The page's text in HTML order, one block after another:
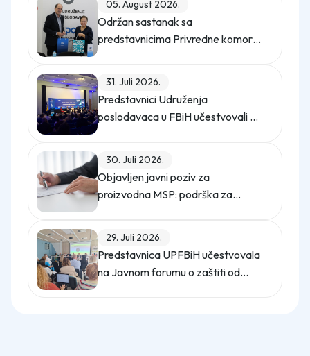
05. August 2026.
Održan sastanak sa
predstavnicima Privredne komore
31. Juli 2026.
Predstavnici Udruženja
poslodavaca u FBiH učestvovali na
30. Juli 2026.
Objavljen javni poziv za
proizvodna MSP: podrška za
29. Juli 2026.
Predstavnica UPFBiH učestvovala
na Javnom forumu o zaštiti od